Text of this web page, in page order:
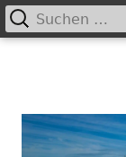
Primäres